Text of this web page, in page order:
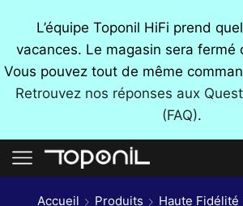
L’équipe Toponil HiFi prend
vacances. Le magasin sera fermé
Vous pouvez tout de même
Retrouvez nos réponses aux
(FAQ).
Accueil Produits Haute Fidélité